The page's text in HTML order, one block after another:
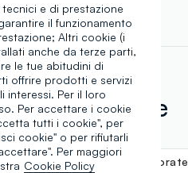
categorie
Calze da uomo colorate
e di prestazione
il funzionamento
Altri cookie (i
anche da terze parti,
le tue abitudini di
offrire prodotti e servizi
interessi. Per il loro
Per accettare i cookie
tutti i cookie", per
cookie" o per rifiutarli
Per maggiori
Cookie Policy